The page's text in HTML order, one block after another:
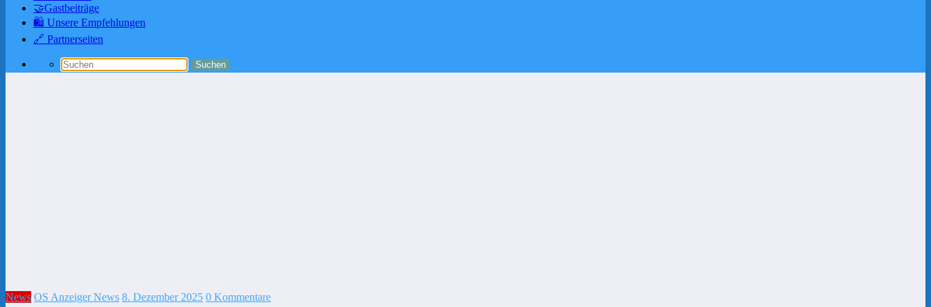
🤝Gastbeiträge
🛍️ Unsere Empfehlungen
🔗 Partnerseiten
News OS Anzeiger News 8. Dezember 2025 0 Kommentare